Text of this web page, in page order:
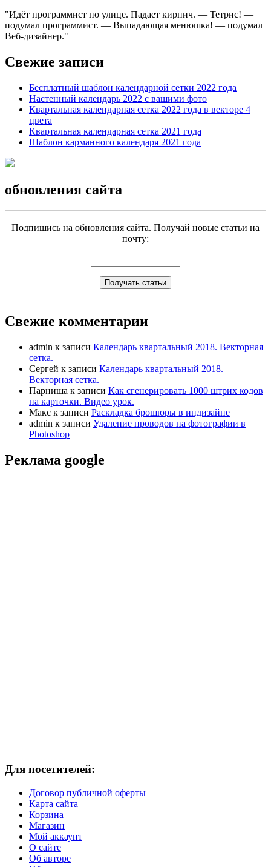
Идёт программист по улице. Падает кирпич. — Тетрис! —
подумал программист. — Выпадающая менюшка! — подумал
Веб-дизайнер.
Свежие записи
Бесплатный шаблон календарной сетки 2022 года
Настенный календарь 2022 с вашими фото
Квартальная календарная сетка 2022 года в векторе 4
цвета
Квартальная календарная сетка 2021 года
Шаблон карманного календаря 2021 года
обновления сайта
Подпишись на обновления сайта. Получай новые статьи на
почту:
Свежие комментарии
admin к записи Календарь квартальный 2018. Векторная
сетка.
Сергей к записи Календарь квартальный 2018.
Векторная сетка.
Парниша к записи Как сгенерировать 1000 штрих кодов
на карточки. Видео урок.
Макс к записи Раскладка брошюры в индизайне
admin к записи Удаление проводов на фотографии в
Photoshop
Реклама google
Для посетителей:
Договор публичной оферты
Карта сайта
Корзина
Магазин
Мой аккаунт
О сайте
Об авторе